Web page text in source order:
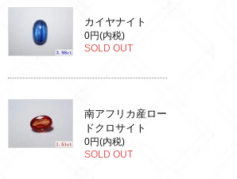
カイヤナイト
0円(内税)
SOLD OUT
南アフリカ産ロー
ドクロサイト
0円(内税)
SOLD OUT